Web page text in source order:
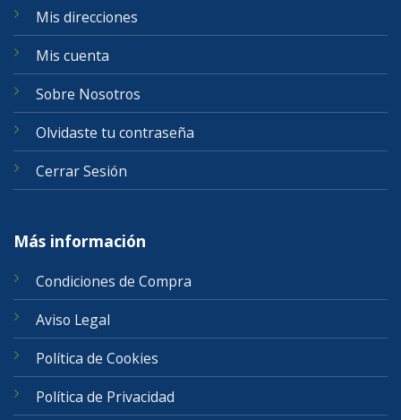
Mis direcciones
Mis cuenta
Sobre Nosotros
Olvidaste tu contraseña
Cerrar Sesión
Más información
Condiciones de Compra
Aviso Legal
Política de Cookies
Política de Privacidad